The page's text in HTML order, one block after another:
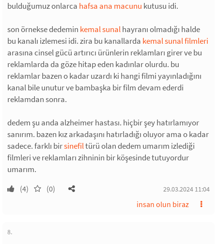
bulduğumuz onlarca hafsa ana macunu kutusu idi.
son örnekse dedemin kemal sunalhayranı olmadığı halde
bu kanalı izlemesi idi. zira bu kanallarda kemal sunal filmleri
arasına cinsel gücü artırıcı ürünlerin reklamları girer ve bu
reklamlarda da göze hitap eden kadınlar olurdu. bu
reklamlar bazen o kadar uzardı ki hangi filmi yayınladığını
kanal bile unutur ve bambaşka bir film devam ederdi
reklamdan sonra.
dedem şu anda alzheimer hastası. hiçbir şey hatırlamıyor
sanırım. bazen kız arkadaşını hatırladığı oluyor ama o kadar
sadece. farklı birsinefiltürü olan dedem umarım izlediği
filmleri ve reklamları zihninin bir köşesinde tutuyordur
umarım.
(4) (0) 29.03.2024 11:04
insan olun biraz
8.